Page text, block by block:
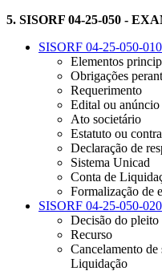
5. SISORF 04-25-050 -
SISORF 04-25-050-010
Elementos
Obrigações
Requerimento
Edital ou
Ato societário
Estatuto ou
Declaração de
Sistema Unicad
Conta de
Formalização de
SISORF 04-25-050-020
Decisão do pleito
Recurso
Cancelamento de
Liquidação